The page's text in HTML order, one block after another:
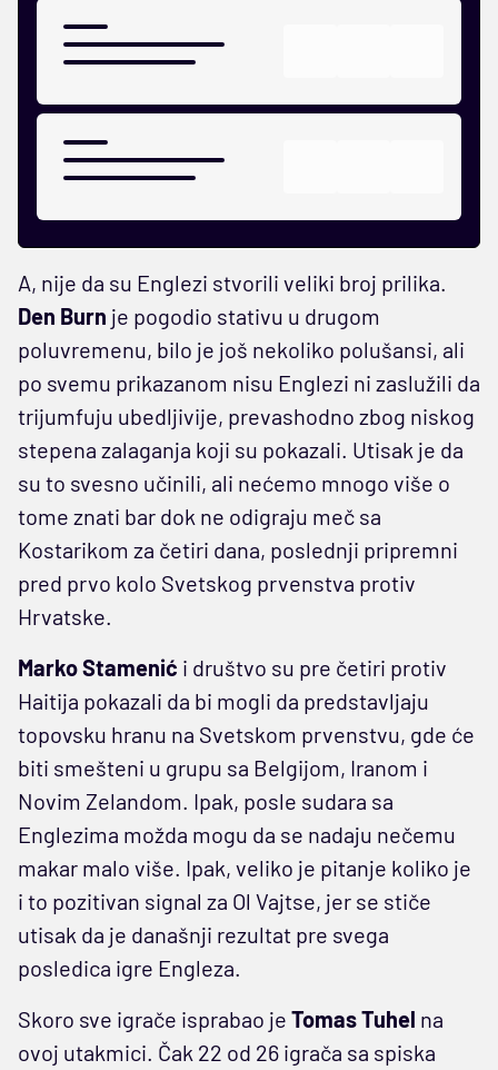
A, nije da su Englezi stvorili veliki broj prilika.
Den Burn je pogodio stativu u drugom
poluvremenu, bilo je još nekoliko polušansi, ali
po svemu prikazanom nisu Englezi ni zaslužili da
trijumfuju ubedljivije, prevashodno zbog niskog
stepena zalaganja koji su pokazali. Utisak je da
su to svesno učinili, ali nećemo mnogo više o
tome znati bar dok ne odigraju meč sa
Kostarikom za četiri dana, poslednji pripremni
pred prvo kolo Svetskog prvenstva protiv
Hrvatske.
Marko Stamenić i društvo su pre četiri protiv
Haitija pokazali da bi mogli da predstavljaju
topovsku hranu na Svetskom prvenstvu, gde će
biti smešteni u grupu sa Belgijom, Iranom i
Novim Zelandom. Ipak, posle sudara sa
Englezima možda mogu da se nadaju nečemu
makar malo više. Ipak, veliko je pitanje koliko je
i to pozitivan signal za Ol Vajtse, jer se stiče
utisak da je današnji rezultat pre svega
posledica igre Engleza.
Skoro sve igrače isprabao je Tomas Tuhel na
ovoj utakmici. Čak 22 od 26 igrača sa spiska